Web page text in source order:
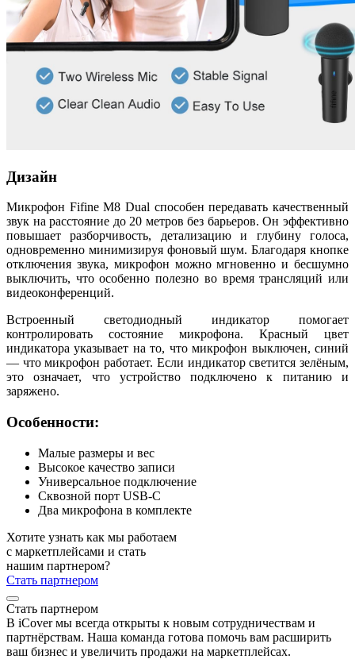
Дизайн
Микрофон Fifine M8 Dual способен передавать качественный
звук на расстояние до 20 метров без барьеров. Он эффективно
повышает разборчивость, детализацию и глубину голоса,
одновременно минимизируя фоновый шум. Благодаря кнопке
отключения звука, микрофон можно мгновенно и бесшумно
выключить, что особенно полезно во время трансляций или
видеоконференций.
Встроенный светодиодный индикатор помогает
контролировать состояние микрофона. Красный цвет
индикатора указывает на то, что микрофон выключен, синий
— что микрофон работает. Если индикатор светится зелёным,
это означает, что устройство подключено к питанию и
заряжено.
Особенности:
Малые размеры и вес
Высокое качество записи
Универсальное подключение
Сквозной порт USB-C
Два микрофона в комплекте
Хотите узнать как мы работаем
с маркетплейсами и стать
нашим партнером?
Стать партнером
Стать партнером
В iCover мы всегда открыты к новым сотрудничествам и
партнёрствам. Наша команда готова помочь вам расширить
ваш бизнес и увеличить продажи на маркетплейсах.